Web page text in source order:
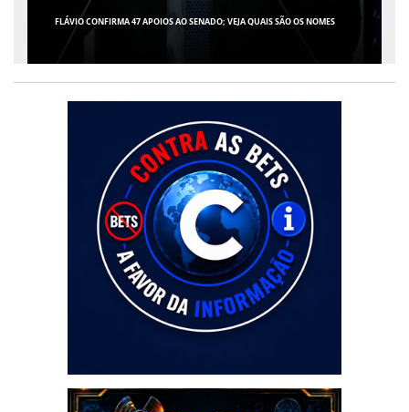
GIRO POR SERGIPE, BRASIL E MUNDO - 07 DE AGOSTO DE 2026